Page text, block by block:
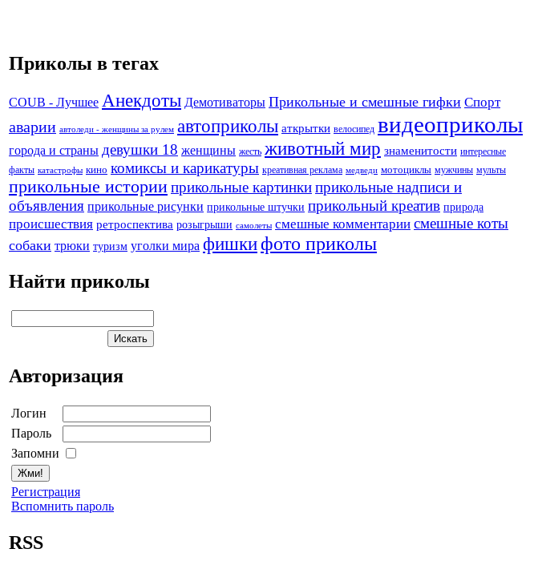
Приколы в тегах
COUB - Лучшее Анекдоты Демотиваторы Прикольные и смешные гифки Спорт
аварии автоледи - женщины за рулем автоприколы аткрытки велосипед видеоприколы
города и страны девушки 18 женщины жесть животный мир знаменитости интересные
факты катастрофы кино комиксы и карикатуры креативная реклама медведи мотоциклы мужчины мульты
прикольные историиприкольные картинкиприкольные надписи и
объявления прикольные рисунки прикольные штучки прикольный креатив природа
происшествия ретроспектива розыгрыши самолеты смешные комментарии смешные коты
собаки трюки туризм уголки мира фишкифото приколы
Найти приколы
Авторизация
Логин
Пароль
Запомни
Регистрация
Вспомнить пароль
RSS